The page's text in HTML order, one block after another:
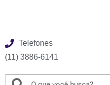
Telefones
(11) 3886-6141